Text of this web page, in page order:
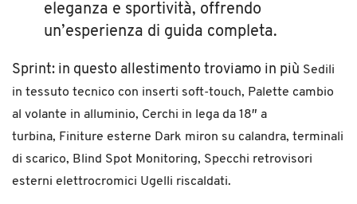
eleganza e sportività, offrendo
un’esperienza di guida completa.
Sprint: in questo allestimento troviamo in più Sedili
in tessuto tecnico con inserti soft-touch, Palette cambio
al volante in alluminio, Cerchi in lega da 18″ a
turbina, Finiture esterne Dark miron su calandra, terminali
di scarico, Blind Spot Monitoring, Specchi retrovisori
esterni elettrocromici Ugelli riscaldati.